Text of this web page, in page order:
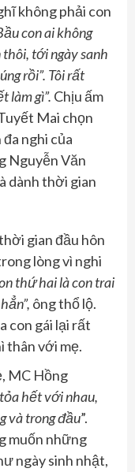
không phải con
ầu con ai không
thôi, tới ngày sanh
rồi”. Tôi rất
làm gì”. Chịu ấm
Mai chọn
nghi của
Nguyễn Văn
dành thời gian
gian đầu hôn
lòng vì nghi
thứ hai làcon trai
, ông thổ lộ.
con gái lại rất
thân với mẹ.
MC Hồng
hết với nhau,
và trong đầu”.
muốn những
ngày sinh nhật,